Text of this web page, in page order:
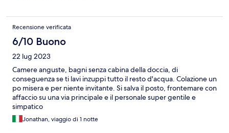
posizione è ottima e permette di godere di una fantastica vista
fronte mare. Molto comodo il parcheggio sul retro. Chi non ha
voglia di andare in spiaggia, può usufruire della piccola piscina
posta all'ingresso.
Recensione verificata
6/10 Buono
22 lug 2023
Camere anguste, bagni senza cabina della doccia, di
conseguenza se ti lavi inzuppi tutto il resto d'acqua. Colazione un
po misera e per niente invitante. Si salva il posto, frontemare con
affaccio su una via principale e il personale super gentile e
simpatico
Jonathan, viaggio di 1 notte